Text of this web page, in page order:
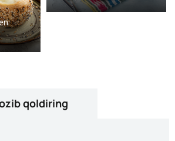
qoldiring